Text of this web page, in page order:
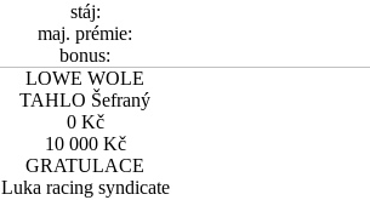
stáj:
maj. prémie:
bonus:
LOWE WOLE
TAHLO Šefraný
0 Kč
10 000 Kč
GRATULACE
Luka racing syndicate